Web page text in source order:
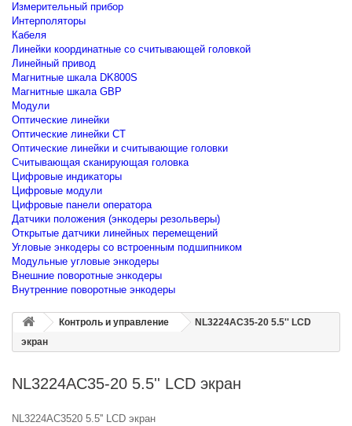
Измерительный прибор
Интерполяторы
Кабеля
Линейки координатные со считывающей головкой
Линейный привод
Магнитные шкала DK800S
Магнитные шкала GBP
Модули
Оптические линейки
Оптические линейки CT
Оптические линейки и считывающие головки
Считывающая сканирующая головка
Цифровые индикаторы
Цифровые модули
Цифровые панели оператора
Датчики положения (энкодеры резольверы)
Открытые датчики линейных перемещений
Угловые энкодеры со встроенным подшипником
Модульные угловые энкодеры
Внешние поворотные энкодеры
Внутренние поворотные энкодеры
Контроль и управление
NL3224AC35-20 5.5'' LCD
экран
NL3224AC35-20 5.5'' LCD экран
NL3224AC3520 5.5'' LCD экран